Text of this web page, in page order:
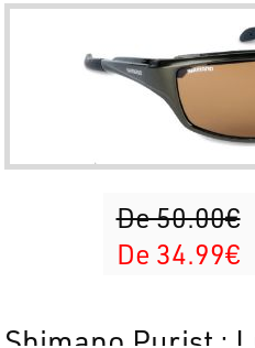
De 50.00€
De 34.99€
Shimano Purist :